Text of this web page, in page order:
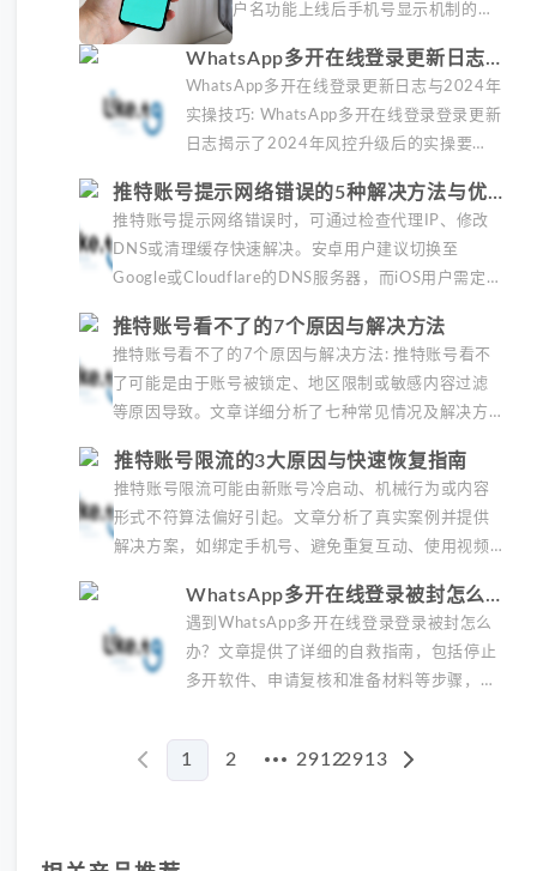
户名功能上线后手机号显示机制的变
逻辑及商业账户特殊处理等实操细
节，帮助跨境运营者掌握最新通讯工
具规则。
WhatsApp多开在线登录更新日志与
2024年实操技巧
WhatsApp多开在线登录更新日志与2024年
实操技巧: WhatsApp多开在线登录登录更新
日志揭示了2024年风控升级后的实操要
及官方客户端适配等技巧，帮助用户规避封
号风险并提升多账号管理效率。
推特账号提示网络错误的5种解决方法与优化
建议
推特账号提示网络错误时，可通过检查代理IP、修改
DNS或清理缓存快速解决。安卓用户建议切换至
Google或Cloudflare的DNS服务器，而iOS用户需定期
推荐使用动态代理IP服务以降低封禁风险。
推特账号看不了的7个原因与解决方法
推特账号看不了的7个原因与解决方法: 推特账号看不
了可能是由于账号被锁定、地区限制或敏感内容过滤
等原因导致。文章详细分析了七种常见情况及解决方
等实用技巧，帮助用户快速恢复账号正常访问。
推特账号限流的3大原因与快速恢复指南
推特账号限流可能由新账号冷启动、机械行为或内容
形式不符算法偏好引起。文章分析了真实案例并提供
解决方案，如绑定手机号、避免重复互动、使用视频
括优化发推时间和清理不活跃粉丝。
WhatsApp多开在线登录被封怎么
办？3步自救指南
遇到WhatsApp多开在线登录登录被封怎么
办？文章提供了详细的自救指南，包括停止
多开软件、申请复核和准备材料等步骤，并
封技巧涉及时区对齐、缓存清理和心跳间隔
调整，同时推荐使用独立IP和实体号段以降
1
2
29122913